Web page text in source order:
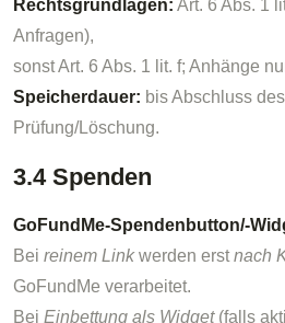
Rechtsgrundlagen: Art. 6 Abs. 1
Anfragen),
sonst Art. 6 Abs. 1 lit. f; Anhänge
Speicherdauer: bis Abschluss
Prüfung/Löschung.
3.4 Spenden
GoFundMe-Spendenbutton/-
Bei reinem Linkwerden erstnach
GoFundMe verarbeitet.
Bei Einbettung als Widget(falls